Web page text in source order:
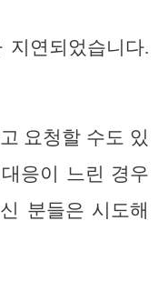
연되었습니다.
요청할 수도 있
응이 느린 경우
분들은 시도해